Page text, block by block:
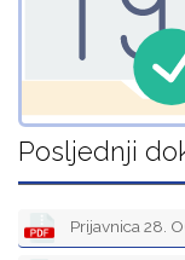
Posljednji
Prijavnica 28.